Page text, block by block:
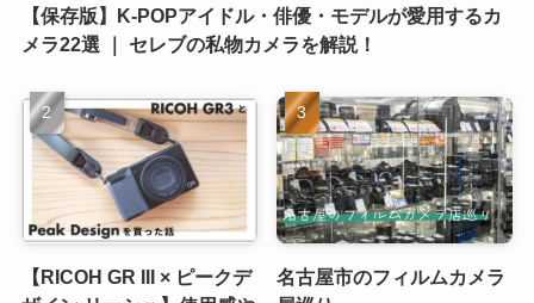
【保存版】K-POPアイドル・俳優・モデルが愛用するカ
メラ22選 ｜ セレブの私物カメラを解説！
【RICOH GR III × ピークデ
名古屋市のフィルムカメラ